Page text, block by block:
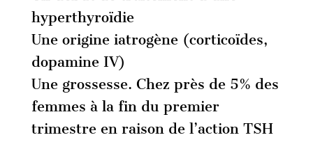
hyperthyroïdie
Une origine iatrogène (corticoïdes,
dopamine IV)
Une grossesse. Chez près de 5% des
femmes à la fin du premier
trimestre en raison de l’action TSH